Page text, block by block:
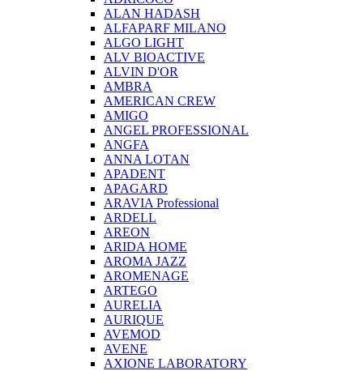
ALAN HADASH
ALFAPARF MILANO
ALGO LIGHT
ALV BIOACTIVE
ALVIN D'OR
AMBRA
AMERICAN CREW
AMIGO
ANGEL PROFESSIONAL
ANGFA
ANNA LOTAN
APADENT
APAGARD
ARAVIA Professional
ARDELL
AREON
ARIDA HOME
AROMA JAZZ
AROMENAGE
ARTEGO
AURELIA
AURIQUE
AVEMOD
AVENE
AXIONE LABORATORY